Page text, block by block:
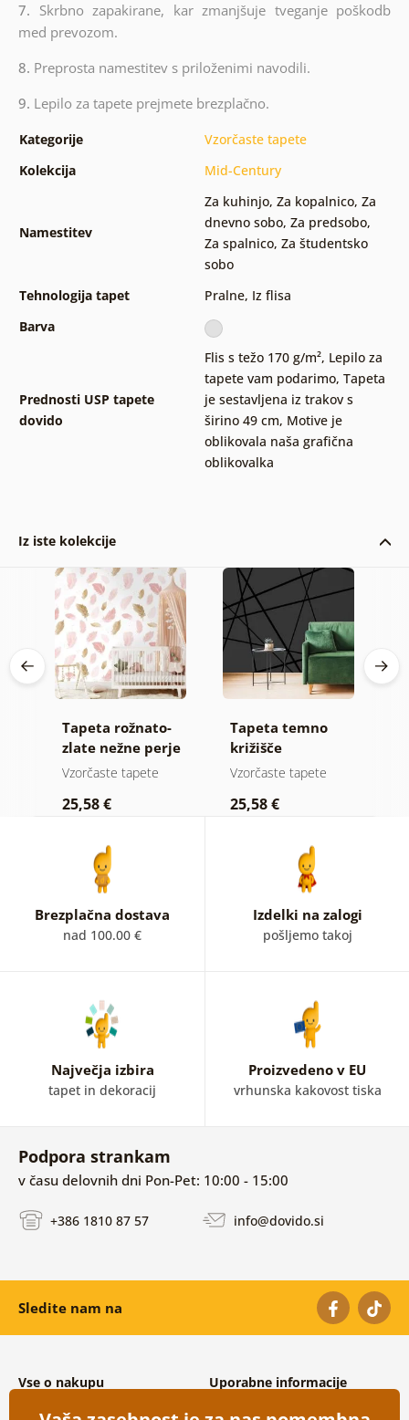
7. Skrbno zapakirane, kar zmanjšuje tveganje poškodb
med prevozom.
8. Preprosta namestitev s priloženimi navodili.
9. Lepilo za tapete prejmete brezplačno.
Kategorije
Vzorčaste tapete
Kolekcija
Mid-Century
Namestitev
Za kuhinjo, Za kopalnico, Za
dnevno sobo, Za predsobo,
Za spalnico, Za študentsko
sobo
Tehnologija tapet
Pralne, Iz flisa
Barva
Prednosti USP tapete
dovido
Flis s težo 170 g/m², Lepilo za
tapete vam podarimo, Tapeta
je sestavljena iz trakov s
širino 49 cm, Motive je
oblikovala naša grafična
oblikovalka
Iz iste kolekcije
Tapeta rožnato-
zlate nežne perje
Vzorčaste tapete
25,58 €
Tapeta temno
križišče
Vzorčaste tapete
25,58 €
Brezplačna dostava
nad 100.00 €
Izdelki na zalogi
pošljemo takoj
Največja izbira
tapet in dekoracij
Proizvedeno v EU
vrhunska kakovost tiska
Podpora strankam
v času delovnih dni Pon-Pet: 10:00 - 15:00
+386 1810 87 57 info@dovido.si
Sledite nam na
Vse o nakupu
Splošni in reklamacijski pogoji
Uporabne informacije